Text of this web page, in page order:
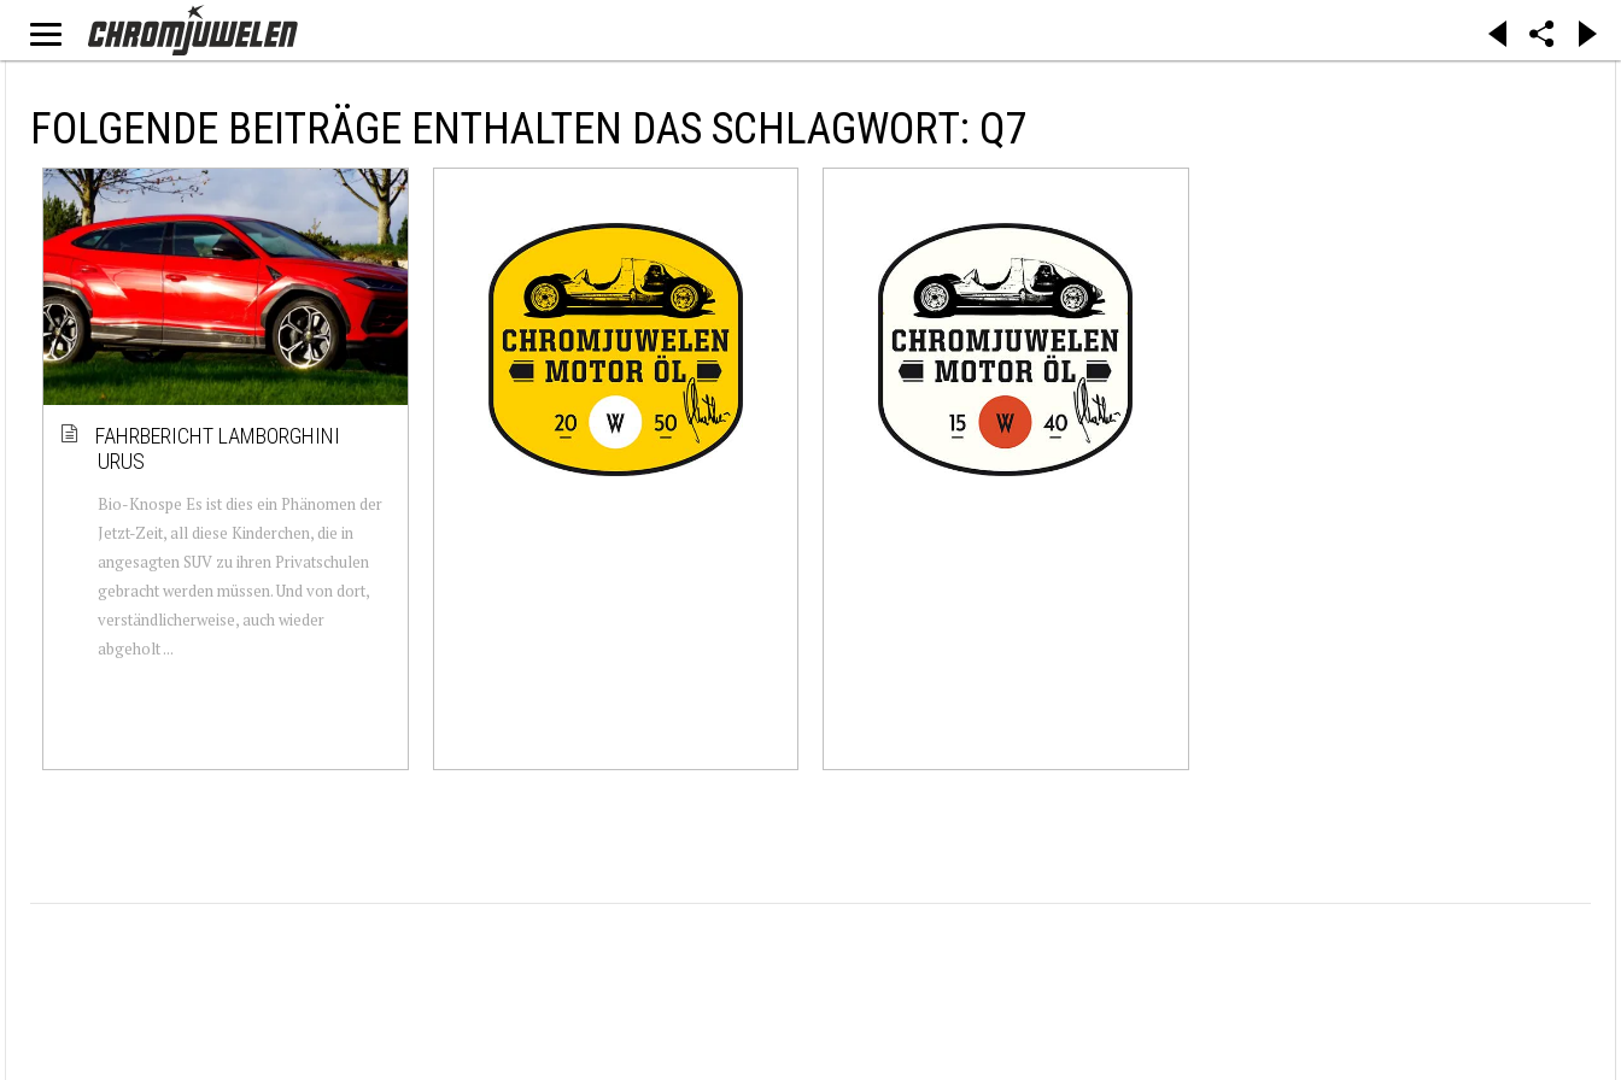
FOLGENDE BEITRÄGE ENTHALTEN DAS SCHLAGWORT: Q7
FAHRBERICHT LAMBORGHINI
URUS
Bio-Knospe Es ist dies ein Phänomen der
Jetzt-Zeit, all diese Kinderchen, die in
angesagten SUV zu ihren Privatschulen
gebracht werden müssen. Und von dort,
verständlicherweise, auch wieder
abgeholt ...